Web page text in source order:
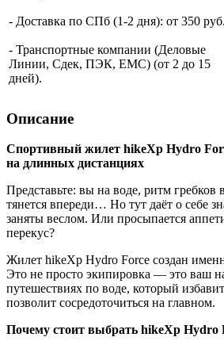
- Доставка по СПб (1-2 дня): от 350
- Транспортные компании (Деловые
Линии, Сдек, ПЭК, ЕМС) (от 2 до 15
дней).
Описание
Спортивный жилет hikeXp Hydro
на длинных дистанциях
Представьте: вы на воде, ритм гребков
тянется впереди… Но тут даёт о себе
заняты веслом. Или просыпается
перекус?
Жилет hikeXp Hydro Force создан
Это не просто экипировка — это ваш
путешествиях по воде, который
позволит сосредоточиться на главном.
Почему стоит выбрать hikeXp Hydro